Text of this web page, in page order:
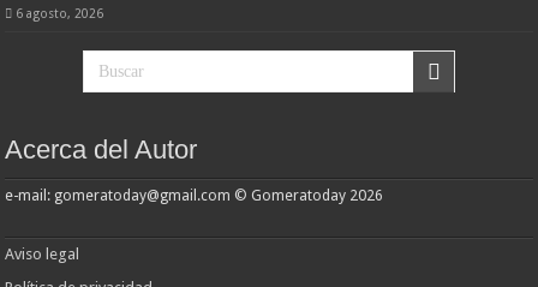
6 agosto, 2026
Acerca del Autor
e-mail: gomeratoday@gmail.com © Gomeratoday 2026
Aviso legal